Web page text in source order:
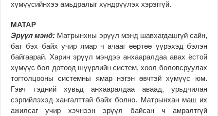
хүмүүсийнхээ амьдралыг хүндрүүлэх хэрэггүй.
МАТАР
Эрүүл мэнд: Матрынхны эрүүл мэнд шавхагдашгүй сайн,
бат бэх байх учир ямар ч ачааг өөртөө үүрэхэд бэлэн
байгаарай. Харин эрүүл мэндээ анхааралдаа авах ёстой
хүмүүс бол дотоод шүүрлийн систем, хоол боловсруулах
тогтолцооны системны ямар нэгэн өвчтэй хүмүүс юм.
Гэвч тэдний хувьд анхааралдаа аваад, урьдчилан
сэргийлэхэд хангалттай байх болно. Матрынхан маш их
ажилсаг учир хэчнээн эрүүл байсан ч амралтгүй